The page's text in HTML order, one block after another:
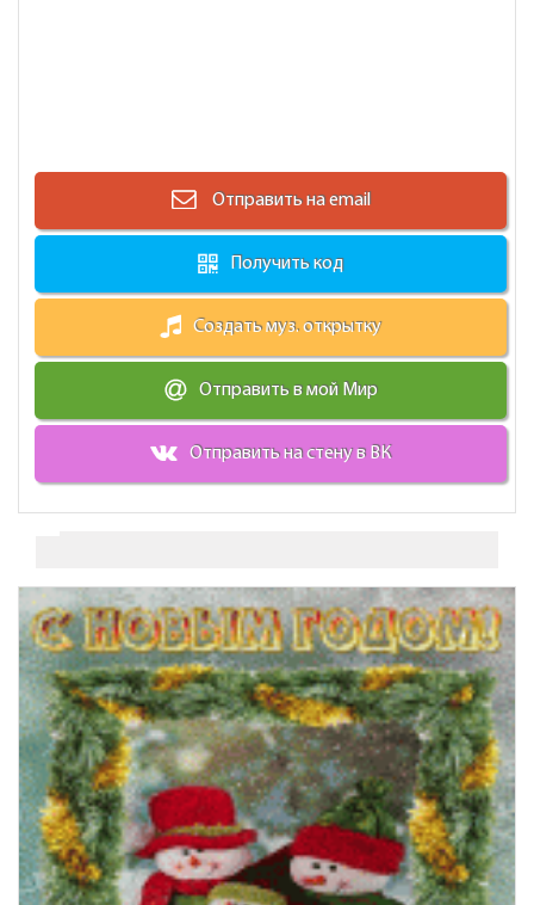
Отправить на email
Получить код
Создать муз. открытку
Отправить в мой Мир
Отправить на стену в ВК